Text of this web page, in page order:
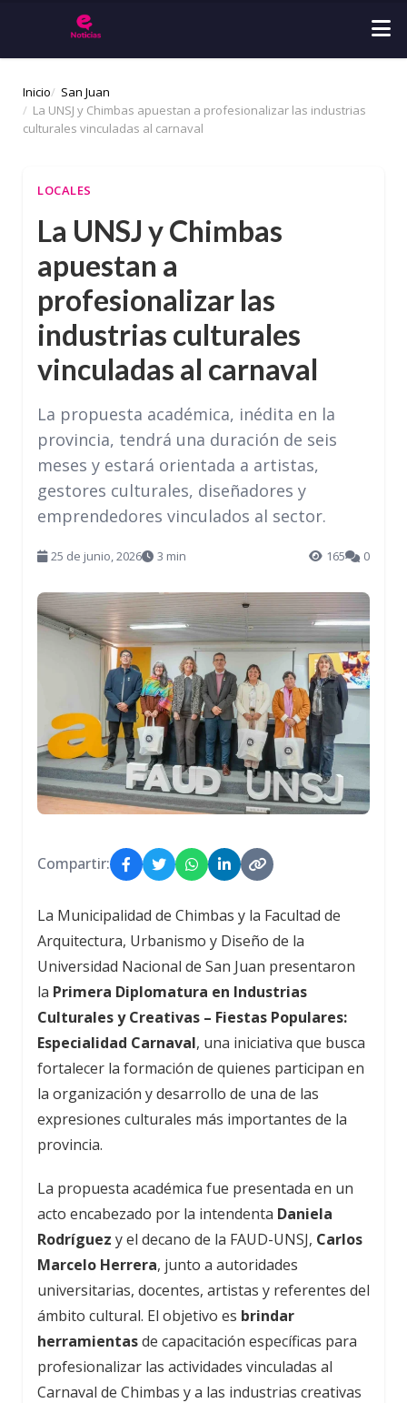
Inicio
San Juan
La UNSJ y Chimbas apuestan a profesionalizar las industrias
culturales vinculadas al carnaval
LOCALES
La UNSJ y Chimbas
apuestan a
profesionalizar las
industrias culturales
vinculadas al carnaval
La propuesta académica, inédita en la
provincia, tendrá una duración de seis
meses y estará orientada a artistas,
gestores culturales, diseñadores y
emprendedores vinculados al sector.
25 de junio, 2026 3 min 165 0
Compartir:
La Municipalidad de Chimbas y la Facultad de
Arquitectura, Urbanismo y Diseño de la
Universidad Nacional de San Juan presentaron
la Primera Diplomatura en Industrias
Culturales y Creativas – Fiestas Populares:
Especialidad Carnaval, una iniciativa que busca
fortalecer la formación de quienes participan en
la organización y desarrollo de una de las
expresiones culturales más importantes de la
provincia.
La propuesta académica fue presentada en un
acto encabezado por la intendenta Daniela
Rodríguez y el decano de la FAUD-UNSJ, Carlos
Marcelo Herrera, junto a autoridades
universitarias, docentes, artistas y referentes del
ámbito cultural. El objetivo es brindar
herramientasde capacitación específicas para
profesionalizar las actividades vinculadas al
Carnaval de Chimbas y a las industrias creativas